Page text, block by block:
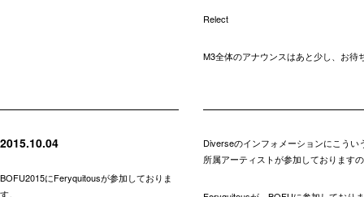
Relect
M3全体のアナウンスはあと少し、お待
2015.10.04
BOFU2015にFeryquitousが参加しておりま
す。
Diverseのインフォメーションにこうい
所属アーティストが参加しております